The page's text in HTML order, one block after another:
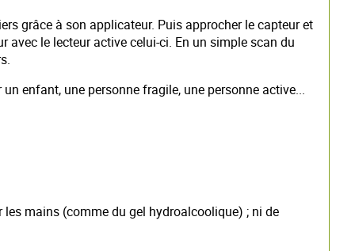
grâce à son applicateur. Puis approcher le capteur et
avec le lecteur active celui-ci. En un simple scan du
enfant, une personne fragile, une personne active...
mains (comme du gel hydroalcoolique) ; ni de